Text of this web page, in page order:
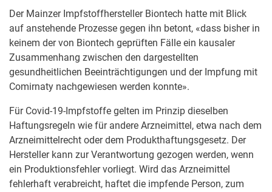
Der Mainzer Impfstoffhersteller Biontech hatte mit Blick
auf anstehende Prozesse gegen ihn betont, «dass bisher in
keinem der von Biontech geprüften Fälle ein kausaler
Zusammenhang zwischen den dargestellten
gesundheitlichen Beeinträchtigungen und der Impfung mit
Comirnaty nachgewiesen werden konnte».
Für Covid-19-Impfstoffe gelten im Prinzip dieselben
Haftungsregeln wie für andere Arzneimittel, etwa nach dem
Arzneimittelrecht oder dem Produkthaftungsgesetz. Der
Hersteller kann zur Verantwortung gezogen werden, wenn
ein Produktionsfehler vorliegt. Wird das Arzneimittel
fehlerhaft verabreicht, haftet die impfende Person, zum